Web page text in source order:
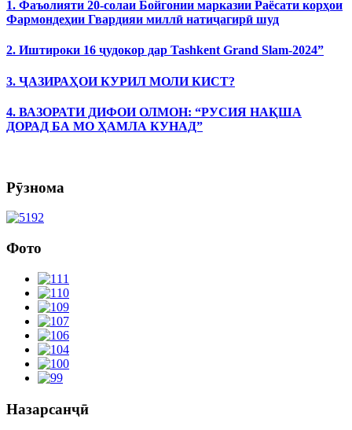
1. Фаъолияти 20-солаи Бойгонии марказии Раёсати корҳои
Фармондеҳии Гвардияи миллӣ натиҷагирӣ шуд
2. Иштироки 16 ҷудокор дар Tashkent Grand Slam-2024”
3. ҶАЗИРАҲОИ КУРИЛ МОЛИ КИСТ?
4. ВАЗОРАТИ ДИФОИ ОЛМОН: “РУСИЯ НАҚША
ДОРАД БА МО ҲАМЛА КУНАД”
Рӯзнома
Фото
Назарсанҷӣ